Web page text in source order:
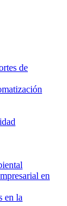
de
en
en la